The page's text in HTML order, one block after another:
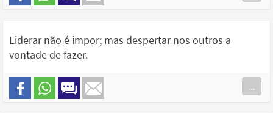
Liderar não é impor; mas despertar nos outros a
vontade de fazer.
...